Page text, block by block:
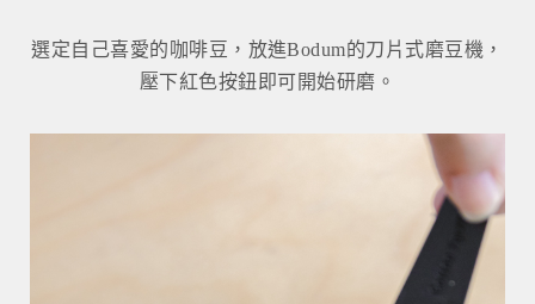
選定自己喜愛的咖啡豆，放進Bodum的刀片式磨豆機，
壓下紅色按鈕即可開始研磨。